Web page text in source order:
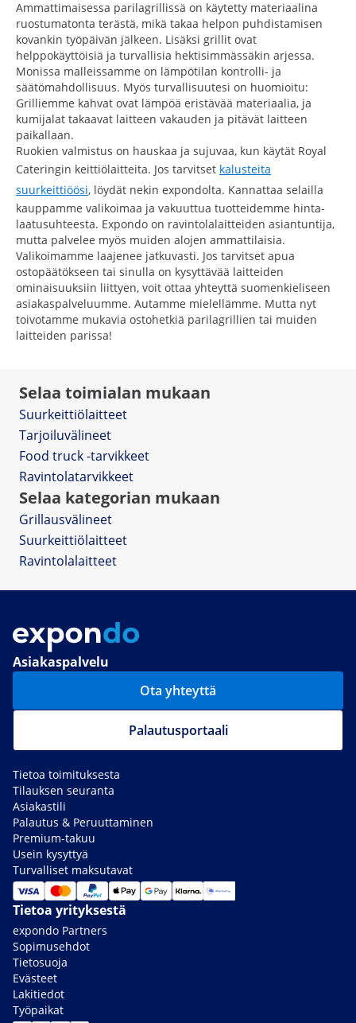
Ammattimaisessa parilagrillissä on käytetty materiaalina
ruostumatonta terästä, mikä takaa helpon puhdistamisen
kovankin työpäivän jälkeen. Lisäksi grillit ovat
helppokäyttöisiä ja turvallisia hektisimmässäkin arjessa.
Monissa malleissamme on lämpötilan kontrolli- ja
säätömahdollisuus. Myös turvallisuutesi on huomioitu:
Grilliemme kahvat ovat lämpöä eristävää materiaalia, ja
kumijalat takaavat laitteen vakauden ja pitävät laitteen
paikallaan.
Ruokien valmistus on hauskaa ja sujuvaa, kun käytät Royal
Cateringin keittiölaitteita. Jos tarvitset kalusteita
suurkeittiöösi, löydät nekin expondolta. Kannattaa selailla
kauppamme valikoimaa ja vakuuttua tuotteidemme hinta-
laatusuhteesta. Expondo on ravintolalaitteiden asiantuntija,
mutta palvelee myös muiden alojen ammattilaisia.
Valikoimamme laajenee jatkuvasti. Jos tarvitset apua
ostopäätökseen tai sinulla on kysyttävää laitteiden
ominaisuuksiin liittyen, voit ottaa yhteyttä suomenkieliseen
asiakaspalveluumme. Autamme mielellämme. Mutta nyt
toivotamme mukavia ostohetkiä parilagrillien tai muiden
laitteiden parissa!
Selaa toimialan mukaan
Suurkeittiölaitteet
Tarjoiluvälineet
Food truck -tarvikkeet
Ravintolatarvikkeet
Selaa kategorian mukaan
Grillausvälineet
Suurkeittiölaitteet
Ravintolalaitteet
Asiakaspalvelu
Ota yhteyttä
Palautusportaali
Tietoa toimituksesta
Tilauksen seuranta
Asiakastili
Palautus & Peruuttaminen
Premium-takuu
Usein kysyttyä
Turvalliset maksutavat
Tietoa yrityksestä
expondo Partners
Sopimusehdot
Tietosuoja
Evästeet
Lakitiedot
Työpaikat